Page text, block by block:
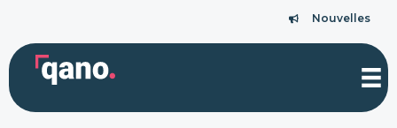
contenu
Nouvelles
Nouvelles